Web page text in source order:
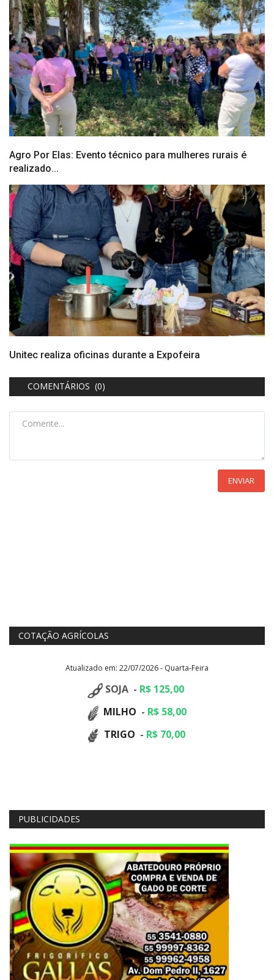
Agro Por Elas: Evento técnico para mulheres rurais é
realizado...
Unitec realiza oficinas durante a Expofeira
COMENTÁRIOS (0)
ENVIAR
COTAÇÃO AGRÍCOLAS
Atualizado em: 22/07/2026 - Quarta-Feira
SOJA - R$ 125,00
MILHO - R$ 58,00
TRIGO - R$ 70,00
PUBLICIDADES